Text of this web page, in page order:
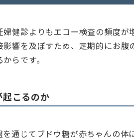
健診よりもエコー検査の頻度が
響を及ぼすため、定期的にお腹
らです。
こるのか
通じてブドウ糖が赤ちゃんの体